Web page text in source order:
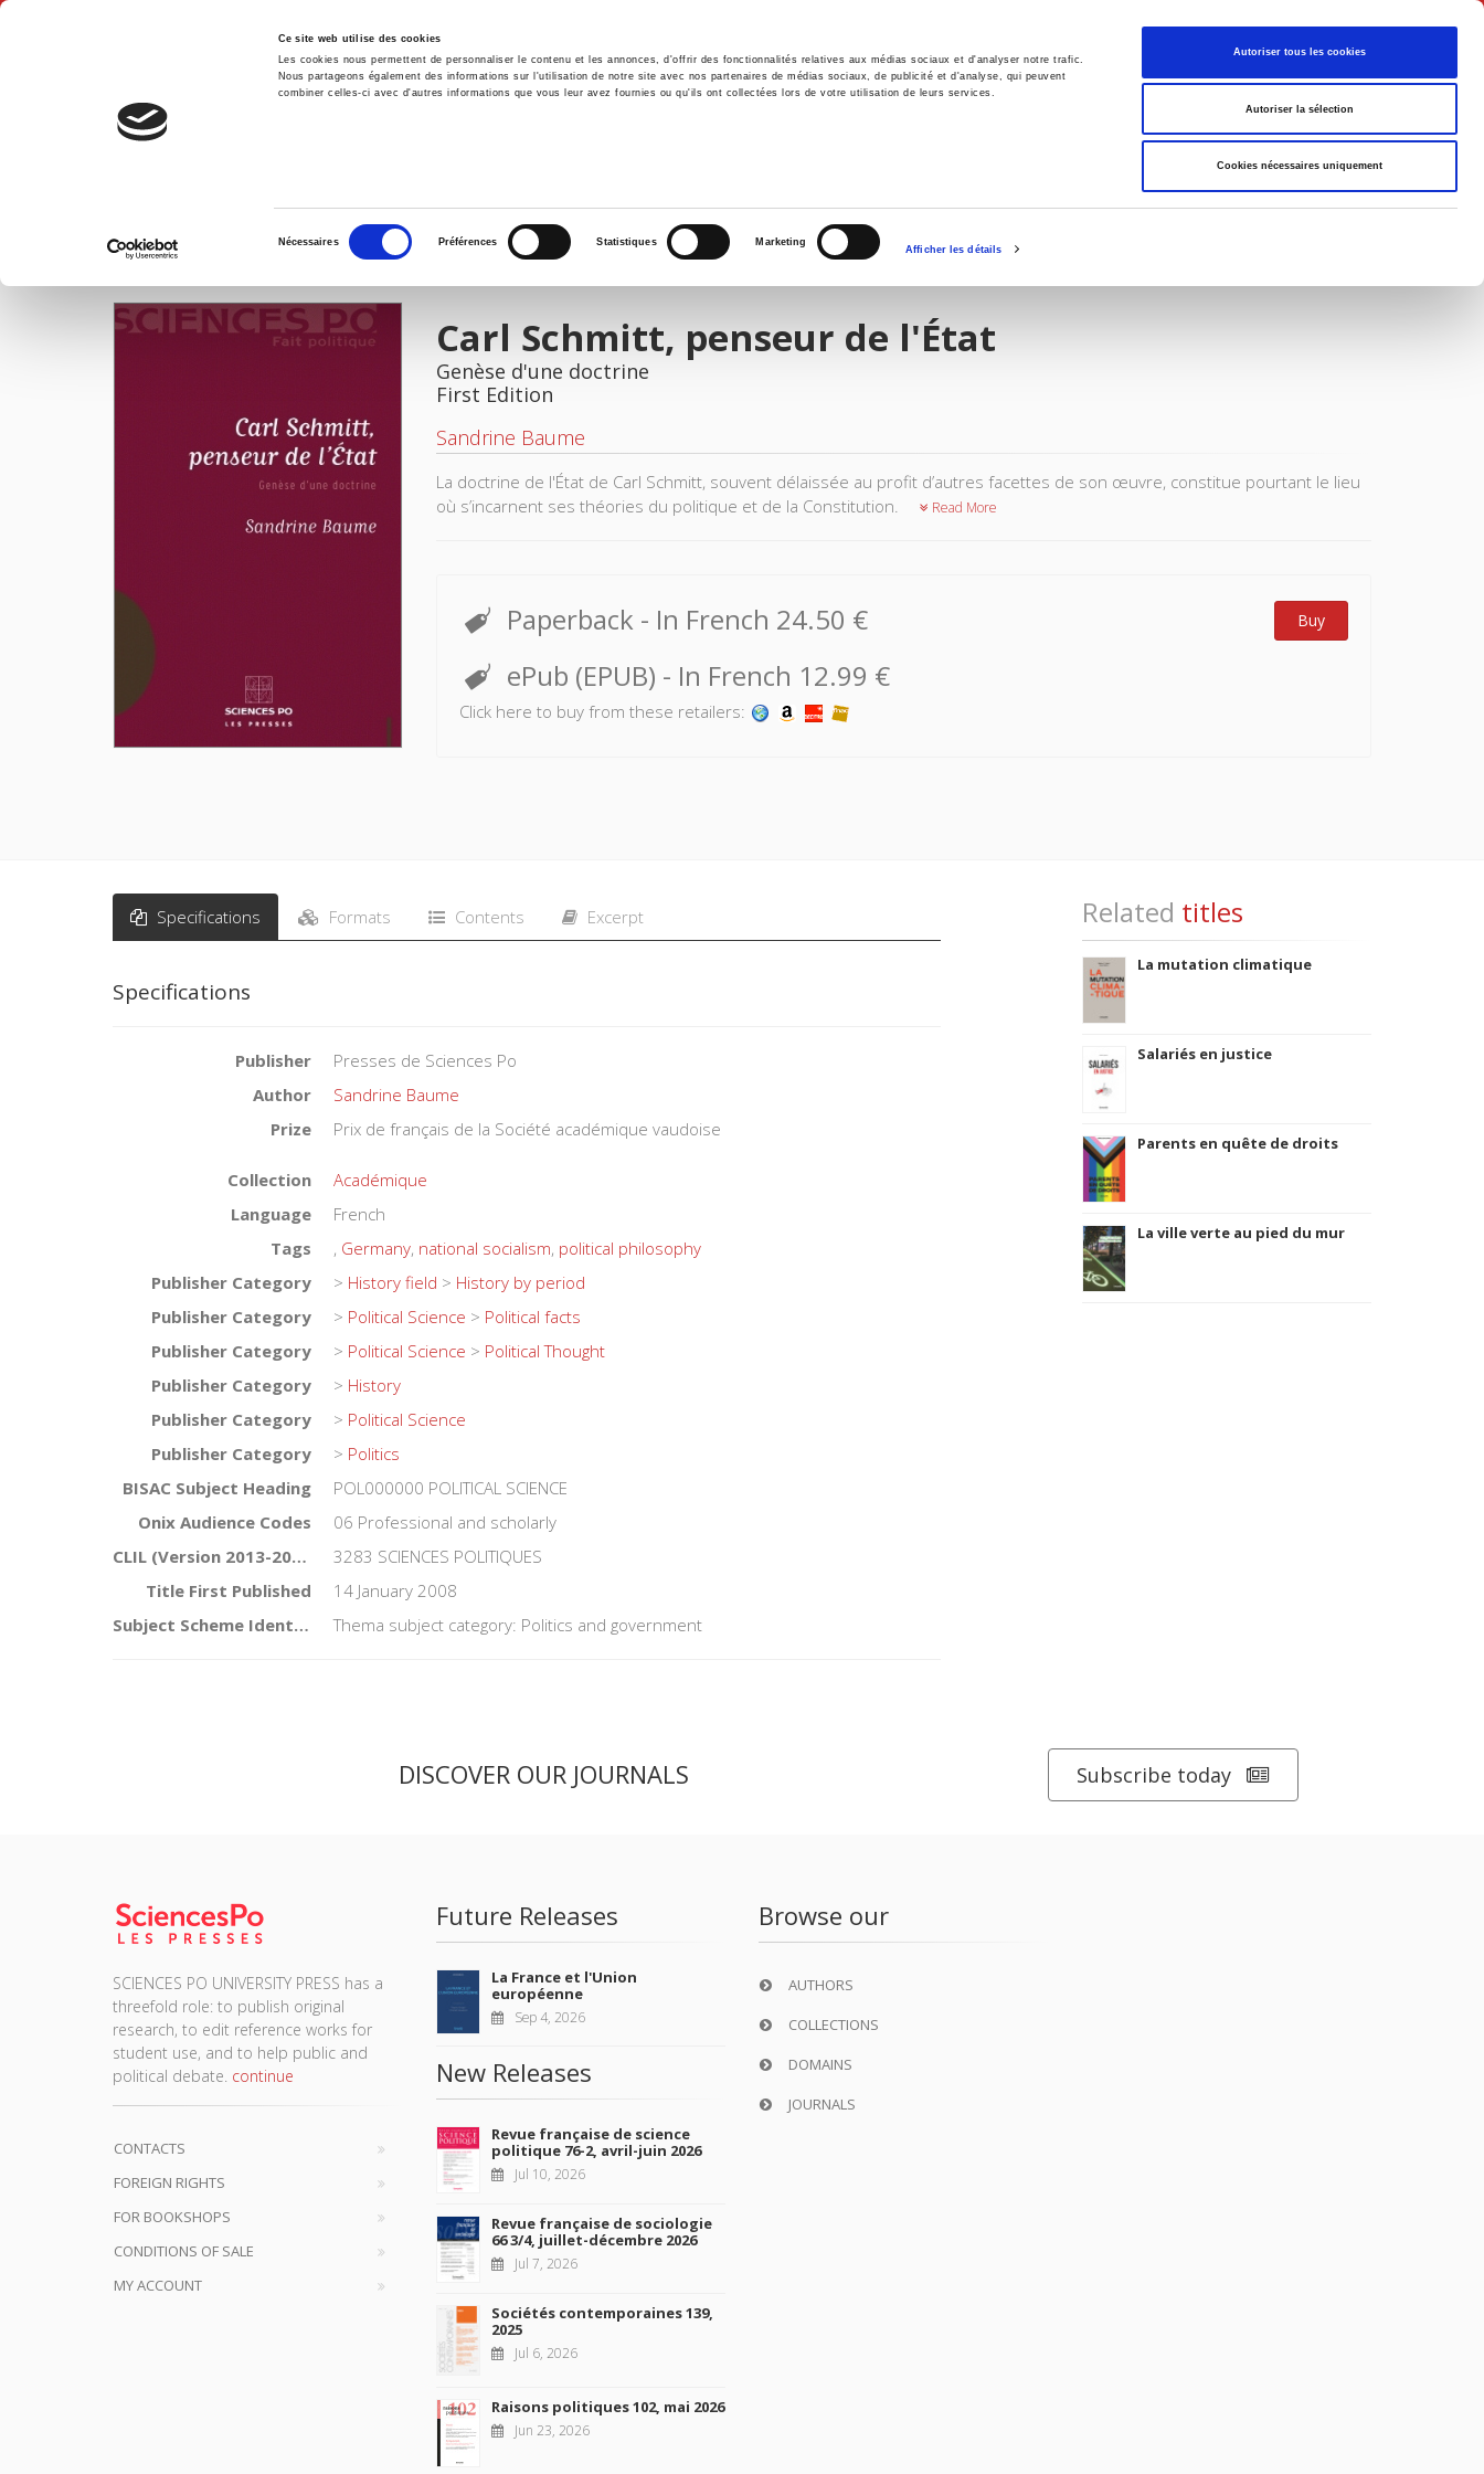
Ce site web utilise des cookies
Les cookies nous permettent de personnaliser le contenu et les annonces, d'offrir des fonctionnalités relatives aux médias sociaux et d'analyser notre trafic.
Nous partageons également des informations sur l'utilisation de notre site avec nos partenaires de médias sociaux, de publicité et d'analyse, qui peuvent
combiner celles-ci avec d'autres informations que vous leur avez fournies ou qu'ils ont collectées lors de votre utilisation de leurs services.
consentement
Nécessaires Préférences Statistiques Marketing
Afficher les détails
Autoriser tous les cookies
Autoriser la sélection
Cookies nécessaires uniquement
English
Home Environment History International Politics
IMAGES
Carl Schmitt, penseur de l'État
Genèse d'une doctrine
First Edition
Sandrine Baume
La doctrine de l'État de Carl Schmitt, souvent délaissée au profit d’autres facettes de son œuvre, constitue pourtant le lieu
où s’incarnent ses théories du politique et de la Constitution.
Read More
Paperback - In French 24.50 € Buy
ePub (EPUB) - In French 12.99 €
Click here to buy from these retailers:
Specifications Formats Contents Excerpt
Specifications
Publisher
Presses de Sciences Po
Author
Sandrine Baume
Prize
Prix de français de la Société académique vaudoise
Collection
Académique
Language
French
Tags
, Germany, national socialism, political philosophy
Publisher Category
> History field > History by period
Publisher Category
> Political Science > Political facts
Publisher Category
> Political Science > Political Thought
Publisher Category
> History
Publisher Category
> Political Science
Publisher Category
> Politics
BISAC Subject Heading
POL000000 POLITICAL SCIENCE
Onix Audience Codes
06 Professional and scholarly
CLIL (Version 2013-2019)
3283 SCIENCES POLITIQUES
Title First Published
14 January 2008
Subject Scheme Identifier Code
Thema subject category: Politics and government
Related titles
La mutation climatique
Salariés en justice
Parents en quête de droits
La ville verte au pied du mur
DISCOVER OUR JOURNALS Subscribe today
SCIENCES PO UNIVERSITY PRESS has a
threefold role: to publish original
research, to edit reference works for
student use, and to help public and
political debate. continue
CONTACTS
FOREIGN RIGHTS
FOR BOOKSHOPS
CONDITIONS OF SALE
MY ACCOUNT
Future Releases
La France et l'Union
européenne
Sep 4, 2026
New Releases
Revue française de science
politique 76-2, avril-juin 2026
Jul 10, 2026
Revue française de sociologie
66 3/4, juillet-décembre 2026
Jul 7, 2026
Sociétés contemporaines 139,
2025
Jul 6, 2026
Raisons politiques 102, mai 2026
Jun 23, 2026
Browse our
AUTHORS
COLLECTIONS
DOMAINS
JOURNALS